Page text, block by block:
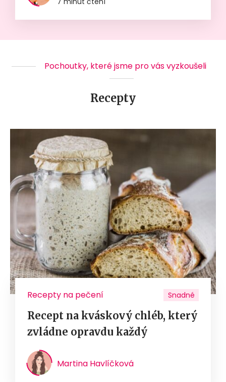
Pochoutky, které jsme pro vás vyzkoušeli
Recepty
Recepty na pečení Snadné
Recept na kváskový chléb, který
zvládne opravdu každý
Martina Havlíčková